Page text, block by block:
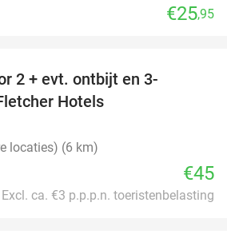
€25,95
2 + evt. ontbijt en 3-
Hotels
locaties) (6 km)
€45
Excl. ca. €3 p.p.p.n. toeristenbelasting